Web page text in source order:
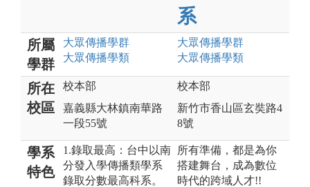
系
所屬
學群
大眾傳播學群
大眾傳播學類
大眾傳播學群
大眾傳播學類
所在
校區
校本部
嘉義縣大林鎮南華路
一段55號
校本部
新竹市香山區玄奘路4
8號
學系
特色
1.錄取最高：台中以南
分發入學傳播類學系
錄取分數最高科系。
所有準備，都是為你
搭建舞台，成為數位
時代的跨域人才!!